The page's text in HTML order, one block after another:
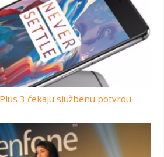
3 čekaju službenu potvrdu